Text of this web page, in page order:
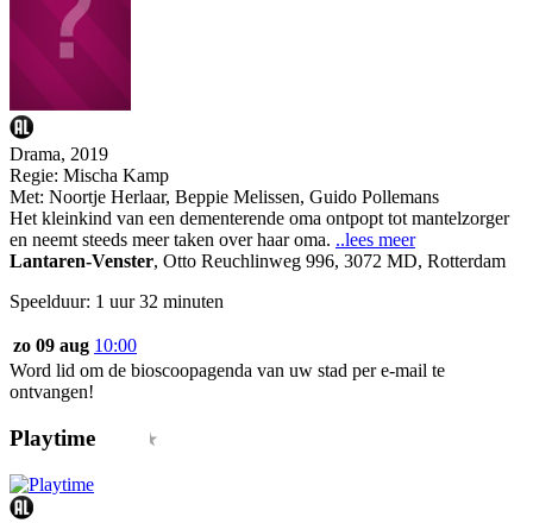
Drama, 2019
Regie: Mischa Kamp
Met: Noortje Herlaar, Beppie Melissen, Guido Pollemans
Het kleinkind van een dementerende oma ontpopt tot mantelzorger
en neemt steeds meer taken over haar oma. ..lees meer
Lantaren-Venster, Otto Reuchlinweg 996, 3072 MD, Rotterdam
Speelduur: 1 uur 32 minuten
zo 09 aug 10:00
Word lid om de bioscoopagenda van uw stad per e-mail te
ontvangen!
Playtime